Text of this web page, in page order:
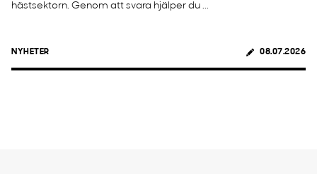
hästsektorn. Genom att svara hjälper du ...
NYHETER 08.07.2026